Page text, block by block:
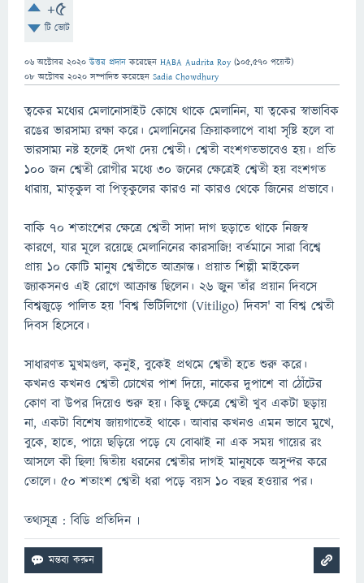
+5
টি ভোট
06 অক্টোবর 2020 উত্তর প্রদান করেছেন HABA Audrita Roy (105,570 পয়েন্ট)
08 অক্টোবর 2020 সম্পাদিত করেছেন Sadia Chowdhury
ত্বকের মধ্যের মেলানোসাইট কোষে থাকে মেলানিন, যা ত্বকের স্বাভাবিক
রঙের ভারসাম্য রক্ষা করে। মেলানিনের ক্রিয়াকলাপে বাধা সৃষ্টি হলে বা
ভারসাম্য নষ্ট হলেই দেখা দেয় শ্বেতী। শ্বেতী বংশগতভাবেও হয়। প্রতি
১০০ জন শ্বেতী রোগীর মধ্যে ৩০ জনের ক্ষেত্রেই শ্বেতী হয় বংশগত
ধারায়, মাতৃকুল বা পিতৃকুলের কারও না কারও থেকে জিনের প্রভাবে।
বাকি ৭০ শতাংশের ক্ষেত্রে শ্বেতী সাদা দাগ ছড়াতে থাকে নিজস্ব
কারণে, যার মূলে রয়েছে মেলানিনের কারসাজি! বর্তমানে সারা বিশ্বে
প্রায় ১০ কোটি মানুষ শ্বেতীতে আক্রান্ত। প্রয়াত শিল্পী মাইকেল
জ্যাকসনও এই রোগে আক্রান্ত ছিলেন। ২৬ জুন তাঁর প্রয়ান দিবসে
বিশ্বজুড়ে পালিত হয় 'বিশ্ব ভিটিলিগো (Vitiligo) দিবস' বা বিশ্ব শ্বেতী
দিবস হিসেবে।
সাধারণত মুখমণ্ডল, কনুই, বুকেই প্রথমে শ্বেতী হতে শুরু করে।
কখনও কখনও শ্বেতী চোখের পাশ দিয়ে, নাকের দুপাশে বা ঠোঁটের
কোণ বা উপর দিয়েও শুরু হয়। কিছু ক্ষেত্রে শ্বেতী খুব একটা ছড়ায়
না, একটা বিশেষ জায়গাতেই থাকে। আবার কখনও এমন ভাবে মুখে,
বুকে, হাতে, পায়ে ছড়িয়ে পড়ে যে বোঝাই না এক সময় গায়ের রং
আসলে কী ছিল! দ্বিতীয় ধরনের শ্বেতীর দাগই মানুষকে অসুন্দর করে
তোলে। ৫০ শতাংশ শ্বেতী ধরা পড়ে বয়স ১০ বছর হওয়ার পর।
তথ্যসূত্র : বিডি প্রতিদিন ৷